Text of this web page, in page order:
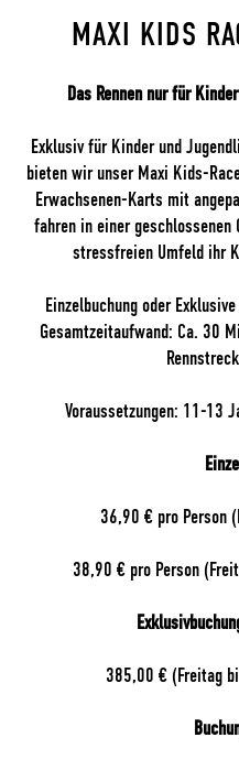
MAXI KIDS
Das Rennen nur für
Exklusiv für Kinder und
bieten wir unser Maxi Kids-
Erwachsenen-Karts mit
fahren in einer geschlossenen
stressfreien Umfeld ihr
Einzelbuchung oder
Gesamtzeitaufwand: Ca. 30
Voraussetzungen: 11-13
36,90 € pro Person
38,90 € pro Person
385,00 € (Freitag